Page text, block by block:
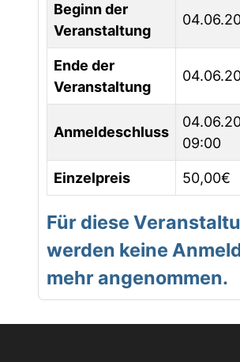
Beginn der
Veranstaltung
Ende der
Veranstaltung
Anmeldeschluss
09:00
Einzelpreis 50,00€
Für diese
werden keine
mehr angenommen.